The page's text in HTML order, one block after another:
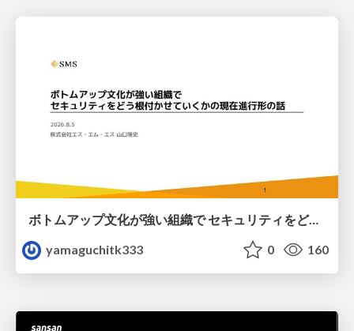
ボトムアップ文化が強い組織で セキュリティをどう根付かせていくかの現在進行形の話 / Making Security Stick in a Bottom-Up Organization
yamaguchitk333
0 160